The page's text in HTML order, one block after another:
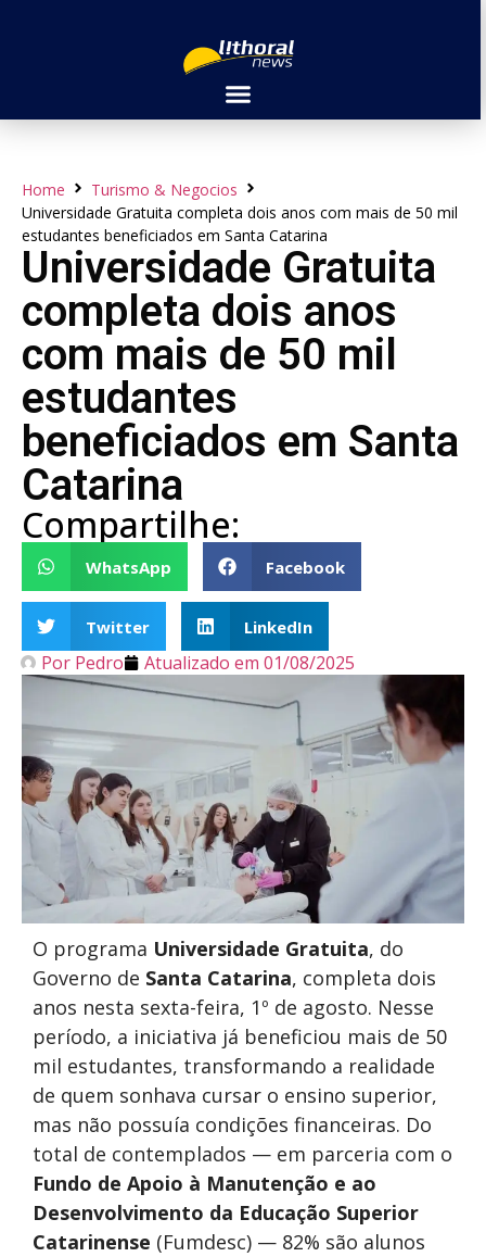
Home
Turismo & Negocios
Universidade Gratuita completa dois anos com mais de 50 mil
estudantes beneficiados em Santa Catarina
Universidade Gratuita
completa dois anos
com mais de 50 mil
estudantes
beneficiados em Santa
Catarina
Compartilhe:
WhatsApp Facebook
Twitter LinkedIn
Por Pedro Atualizado em 01/08/2025
O programa Universidade Gratuita, do
Governo de Santa Catarina, completa dois
anos nesta sexta-feira, 1º de agosto. Nesse
período, a iniciativa já beneficiou mais de 50
mil estudantes, transformando a realidade
de quem sonhava cursar o ensino superior,
mas não possuía condições financeiras. Do
total de contemplados — em parceria com o
Fundo de Apoio à Manutenção e ao
Desenvolvimento da Educação Superior
Catarinense (Fumdesc) — 82% são alunos